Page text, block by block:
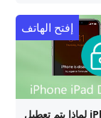
لماذا يتم تعطيل iPhone /
إفتح الهاتف